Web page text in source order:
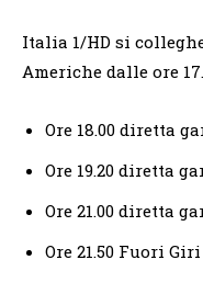
Italia 1/HD si
Americhe dalle ore
Ore 18.00 diretta
Ore 19.20 diretta
Ore 21.00 diretta
Ore 21.50 Fuori Giri